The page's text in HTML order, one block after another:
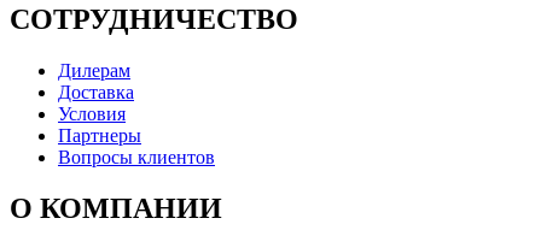
СОТРУДНИЧЕСТВО
Дилерам
Доставка
Условия
Партнеры
Вопросы клиентов
О КОМПАНИИ